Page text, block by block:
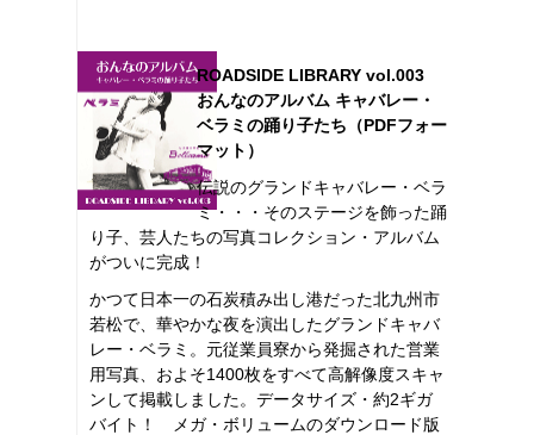
ROADSIDE LIBRARY vol.003
おんなのアルバム キャバレー・
ベラミの踊り子たち（PDFフォー
マット）
伝説のグランドキャバレー・ベラ
ミ・・・そのステージを飾った踊
り子、芸人たちの写真コレクション・アルバム
がついに完成！
かつて日本一の石炭積み出し港だった北九州市
若松で、華やかな夜を演出したグランドキャバ
レー・ベラミ。元従業員寮から発掘された営業
用写真、およそ1400枚をすべて高解像度スキャ
ンして掲載しました。データサイズ・約2ギガ
バイト！ メガ・ボリュームのダウンロード版